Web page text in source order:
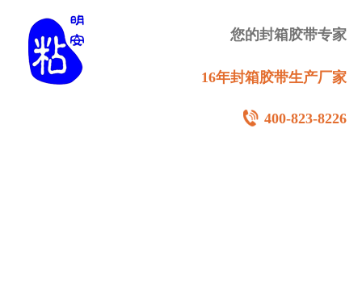
您的封箱胶带专家
16年封箱胶带生产厂家
400-823-8226